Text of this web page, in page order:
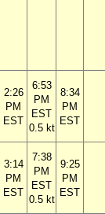
2:26
PM
EST
6:53
PM
EST
0.5 kt
8:34
PM
EST
3:14
PM
EST
7:38
PM
EST
0.5 kt
9:25
PM
EST